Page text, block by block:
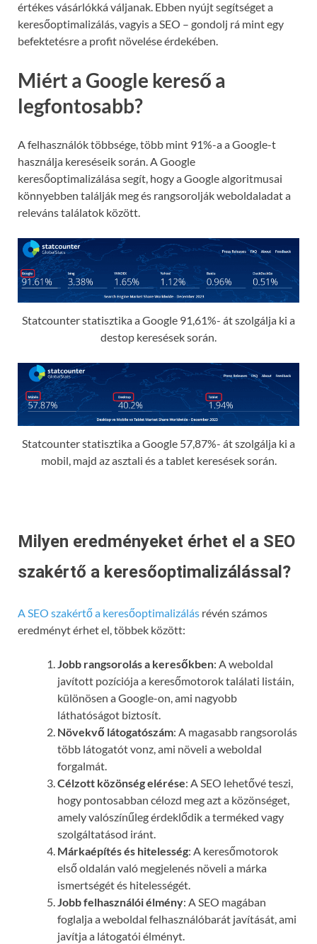
értékes vásárlókká váljanak. Ebben nyújt segítséget a
keresőoptimalizálás, vagyis a SEO – gondolj rá mint egy
befektetésre a profit növelése érdekében.
Miért a Google kereső a
legfontosabb?
A felhasználók többsége, több mint 91%-a a Google-t
használja kereséseik során. A Google
keresőoptimalizálása segít, hogy a Google algoritmusai
könnyebben találják meg és rangsorolják weboldaladat a
releváns találatok között.
Statcounter statisztika a Google 91,61%- át szolgálja ki a
destop keresések során.
Statcounter statisztika a Google 57,87%- át szolgálja ki a
mobil, majd az asztali és a tablet keresések során.
Milyen eredményeket érhet el a SEO
szakértő a keresőoptimalizálással?
A SEO szakértő a keresőoptimalizálás révén számos
eredményt érhet el, többek között:
Jobb rangsorolás a keresőkben: A weboldal
javított pozíciója a keresőmotorok találati listáin,
különösen a Google-on, ami nagyobb
láthatóságot biztosít.
Növekvő látogatószám: A magasabb rangsorolás
több látogatót vonz, ami növeli a weboldal
forgalmát.
Célzott közönség elérése: A SEO lehetővé teszi,
hogy pontosabban célozd meg azt a közönséget,
amely valószínűleg érdeklődik a terméked vagy
szolgáltatásod iránt.
Márkaépítés és hitelesség: A keresőmotorok
első oldalán való megjelenés növeli a márka
ismertségét és hitelességét.
Jobb felhasználói élmény: A SEO magában
foglalja a weboldal felhasználóbarát javítását, ami
javítja a látogatói élményt.